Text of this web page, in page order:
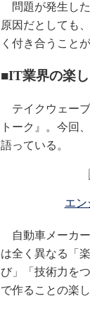
問題が発生し
原因だとしても
く付き合うこと
■IT業界の楽
テイクウェー
トーク』。今回
語っている。
エン
自動車メーカー
は全く異なる「
び」「技術力を
で作ることの楽